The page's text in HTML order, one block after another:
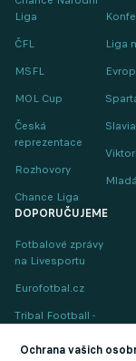
Liga
ČFL
MSFL
MOL Cup
Česká
reprezentace
Rozhovory
Chance Liga
Liga
DOPORUČUJEME
Fotbalové zprávy
na Livesportu
Eurofotbal.cz
Tribal Football -
(EN)
Ochrana vašich